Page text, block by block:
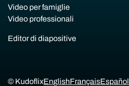
Video per famiglie
Video professionali
Editor di diapositive
© KudoflixEnglishFrançaisEspañol